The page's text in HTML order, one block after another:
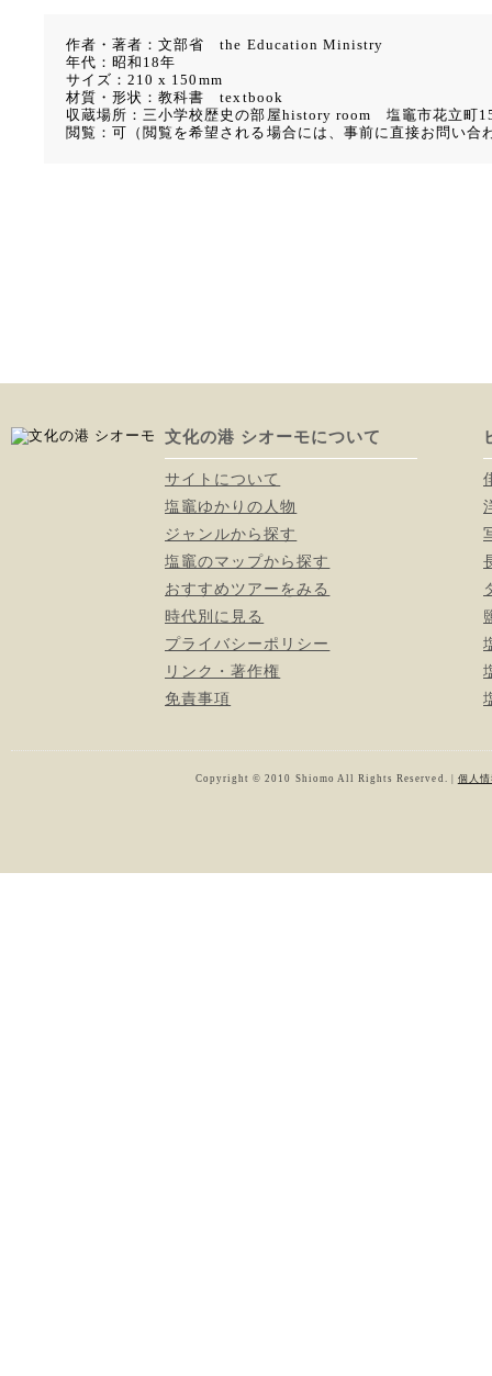
作者・著者：文部省 the Education Ministry
年代：昭和18年
サイズ：210 x 150mm
材質・形状：教科書 textbook
収蔵場所：三小学校歴史の部屋history room 塩竈市花立町
閲覧：可（閲覧を希望される場合には、事前に直接お問い合
文化の港 シオーモについて
サイトについて
塩竈ゆかりの人物
ジャンルから探す
塩竈のマップから探す
おすすめツアーをみる
時代別に見る
プライバシーポリシー
リンク・著作権
免責事項
Copyright © 2010 Shiomo All Rights Reserved. | 個人